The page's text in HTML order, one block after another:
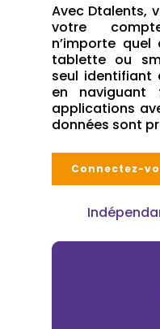
Avec Dtalents,
votre
n’importe
tablette ou
seul
en naviguant
applications
données sont
Connectez-